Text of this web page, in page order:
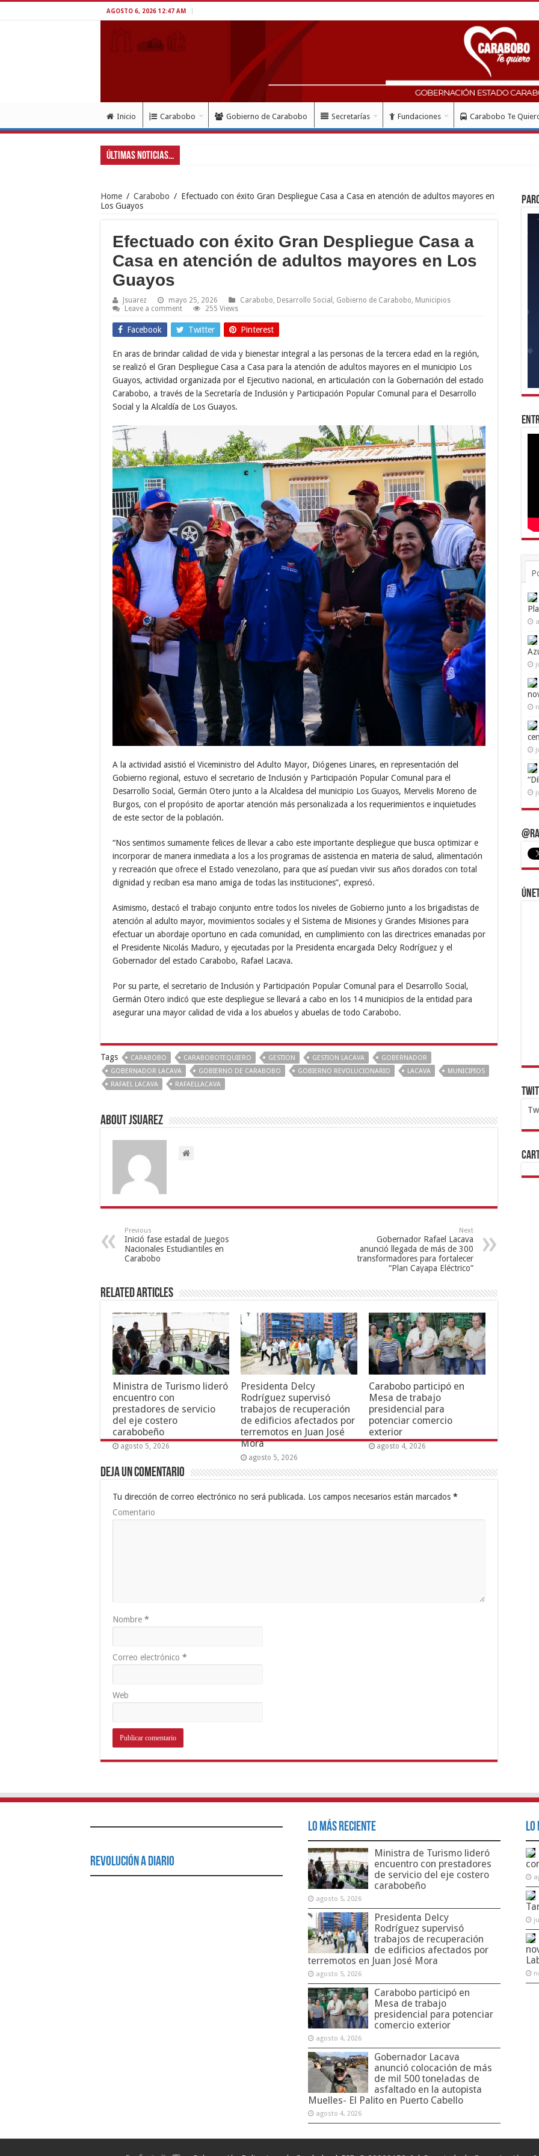
AGOSTO 6, 2026 12:47 AM
Inicio Carabobo Gobierno de Carabobo Secretarías Fundaciones Carabobo Te
Últimas Noticias...
Home / Carabobo / Efectuado con éxito Gran Despliegue Casa a Casa en atención de adultos mayores en
Los Guayos
Efectuado con éxito Gran Despliegue Casa a
Casa en atención de adultos mayores en Los
Guayos
Jsuarez mayo 25, 2026 Carabobo Desarrollo Social Gobierno de Carabobo Municipios
Leave a comment
255 Views
Facebook Twitter Pinterest
En aras de brindar calidad de vida y bienestar integral a las personas de la tercera edad en la región,
se realizó el Gran Despliegue Casa a Casa para la atención de adultos mayores en el municipio Los
Guayos, actividad organizada por el Ejecutivo nacional, en articulación con la Gobernación del estado
Carabobo, a través de la Secretaría de Inclusión y Participación Popular Comunal para el Desarrollo
Social y la Alcaldía de Los Guayos.
A la actividad asistió el Viceministro del Adulto Mayor, Diógenes Linares, en representación del
Gobierno regional, estuvo el secretario de Inclusión y Participación Popular Comunal para el
Desarrollo Social, Germán Otero junto a la Alcaldesa del municipio Los Guayos, Mervelis Moreno de
Burgos, con el propósito de aportar atención más personalizada a los requerimientos e inquietudes
de este sector de la población.
“Nos sentimos sumamente felices de llevar a cabo este importante despliegue que busca optimizar e
incorporar de manera inmediata a los a los programas de asistencia en materia de salud, alimentación
y recreación que ofrece el Estado venezolano, para que así puedan vivir sus años dorados con total
dignidad y reciban esa mano amiga de todas las instituciones”, expresó.
Asimismo, destacó el trabajo conjunto entre todos los niveles de Gobierno junto a los brigadistas de
atención al adulto mayor, movimientos sociales y el Sistema de Misiones y Grandes Misiones para
efectuar un abordaje oportuno en cada comunidad, en cumplimiento con las directrices emanadas por
el Presidente Nicolás Maduro, y ejecutadas por la Presidenta encargada Delcy Rodríguez y el
Gobernador del estado Carabobo, Rafael Lacava.
Por su parte, el secretario de Inclusión y Participación Popular Comunal para el Desarrollo Social,
Germán Otero indicó que este despliegue se llevará a cabo en los 14 municipios de la entidad para
asegurar una mayor calidad de vida a los abuelos y abuelas de todo Carabobo.
Tags CARABOBO CARABOBOTEQUIERO GESTION GESTION LACAVA
GOBERNADOR
GOBERNADOR LACAVA
GOBIERNO DE CARABOBO GOBIERNO REVOLUCIONARIO LACAVA
MUNICIPIOS
RAFAEL LACAVA
RAFAELLACAVA
About Jsuarez
Previous
Inició fase estadal de Juegos
Nacionales Estudiantiles en
Carabobo
Next
Gobernador Rafael Lacava
anunció llegada de más de 300
transformadores para fortalecer
“Plan Cayapa Eléctrico”
Related Articles
Ministra de Turismo lideró
encuentro con
prestadores de servicio
del eje costero
carabobeño
agosto 5, 2026
Presidenta Delcy
Rodríguez supervisó
trabajos de recuperación
de edificios afectados por
terremotos en Juan José
Mora
agosto 5, 2026
Carabobo participó en
Mesa de trabajo
presidencial para
potenciar comercio
exterior
agosto 4, 2026
Deja un comentario
Tu dirección de correo electrónico no será publicada. Los campos necesarios están marcados *
Comentario
Nombre *
Correo electrónico *
Web
Revolución a Diario
Lo Más Reciente
Ministra de Turismo lideró
encuentro con prestadores
de servicio del eje costero
carabobeño
agosto 5, 2026
Presidenta Delcy
Rodríguez supervisó
trabajos de recuperación
de edificios afectados por
terremotos en Juan José Mora
agosto 5, 2026
Carabobo participó en
Mesa de trabajo
presidencial para potenciar
comercio exterior
agosto 4, 2026
Gobernador Lacava
anunció colocación de más
de mil 500 toneladas de
asfaltado en la autopista
Muelles- El Palito en Puerto Cabello
agosto 4, 2026
Lo